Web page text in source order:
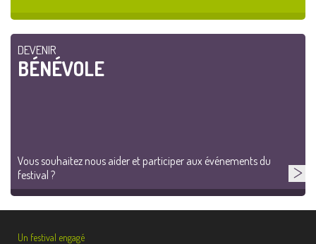
DEVENIR
BÉNÉVOLE
Vous souhaitez nous aider et participer aux événements du
festival ?
Un festival engagé